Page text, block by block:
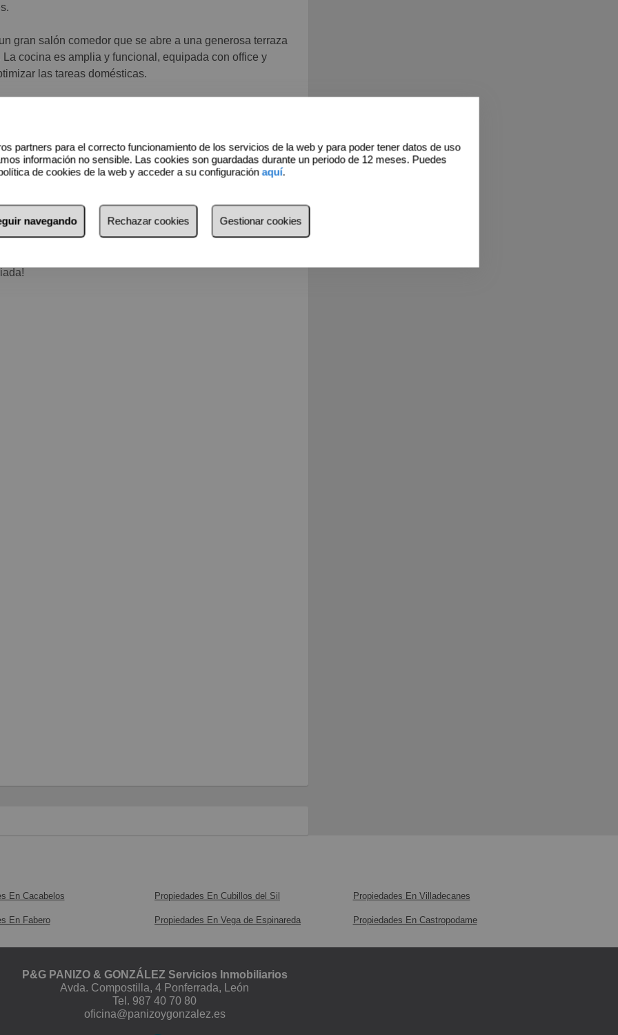
gran salón comedor que se abre a una generosa terraza
cocina es amplia y funcional, equipada con office y
las tareas domésticas.
-1 y plaza de garaje privada también en planta -1. El
y comodidad.
son completamente accesibles para personas con
esta propiedad de 178 m² construidos presenta una
la unificación de habitaciones para ampliar espacios o
por gasoil.
En Cacabelos Propiedades En Cubillos del Sil Propiedades En Villadecanes
En Fabero Propiedades En Vega de Espinareda Propiedades En Castropodame
P&G PANIZO & GONZÁLEZ Servicios Inmobiliarios
Avda. Compostilla, 4 Ponferrada, León
Tel. 987 40 70 80
oficina@panizoygonzalez.es
partners para el correcto funcionamiento de los servicios de la web y para poder tener datos de uso
información no sensible. Las cookies son guardadas durante un periodo de 12 meses. Puedes
de cookies de la web y acceder a su configuraciónaquí.
navegando Rechazar cookies Gestionar cookies